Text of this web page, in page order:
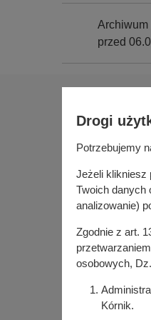
Archiwum
przed
Urząd Miasta i
pl. Niepodległości
62-035 Kórnik
Drogi
Potrzebujemy
Jeżeli klikniesz
Twoich danych
analizowanie)
Zgodnie z art.
osobowych,
Kórnik.